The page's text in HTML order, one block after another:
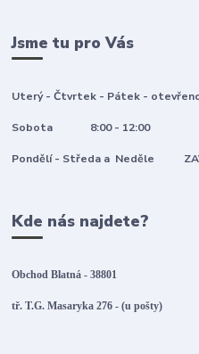
Jsme tu pro Vás
Uterý - Čtvrtek - Pátek -
Sobota 8:00 - 12:00
Pondělí - Středa a Neděle
Kde nás najdete?
Obchod Blatná - 38801
tř. T.G. Masaryka 276 - (u pošty)